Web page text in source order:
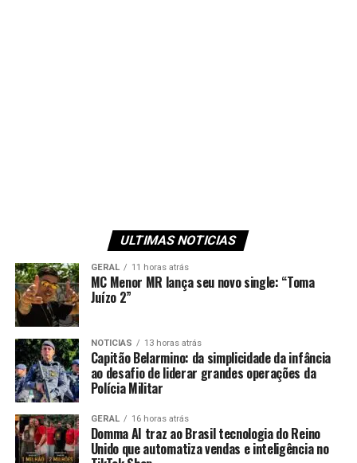
ULTIMAS NOTICIAS
GERAL 11 horas atrás
MC Menor MR lança seu novo single: “Toma
Juízo 2”
NOTICIAS 13 horas atrás
Capitão Belarmino: da simplicidade da infância
ao desafio de liderar grandes operações da
Polícia Militar
GERAL 16 horas atrás
Domma AI traz ao Brasil tecnologia do Reino
Unido que automatiza vendas e inteligência no